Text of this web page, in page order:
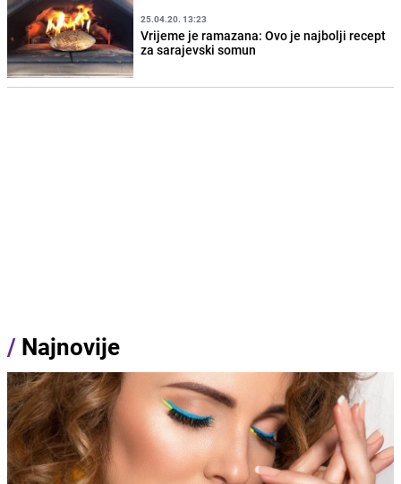
25.04.20. 13:23
Vrijeme je ramazana: Ovo je najbolji recept
za sarajevski somun
/ Najnovije